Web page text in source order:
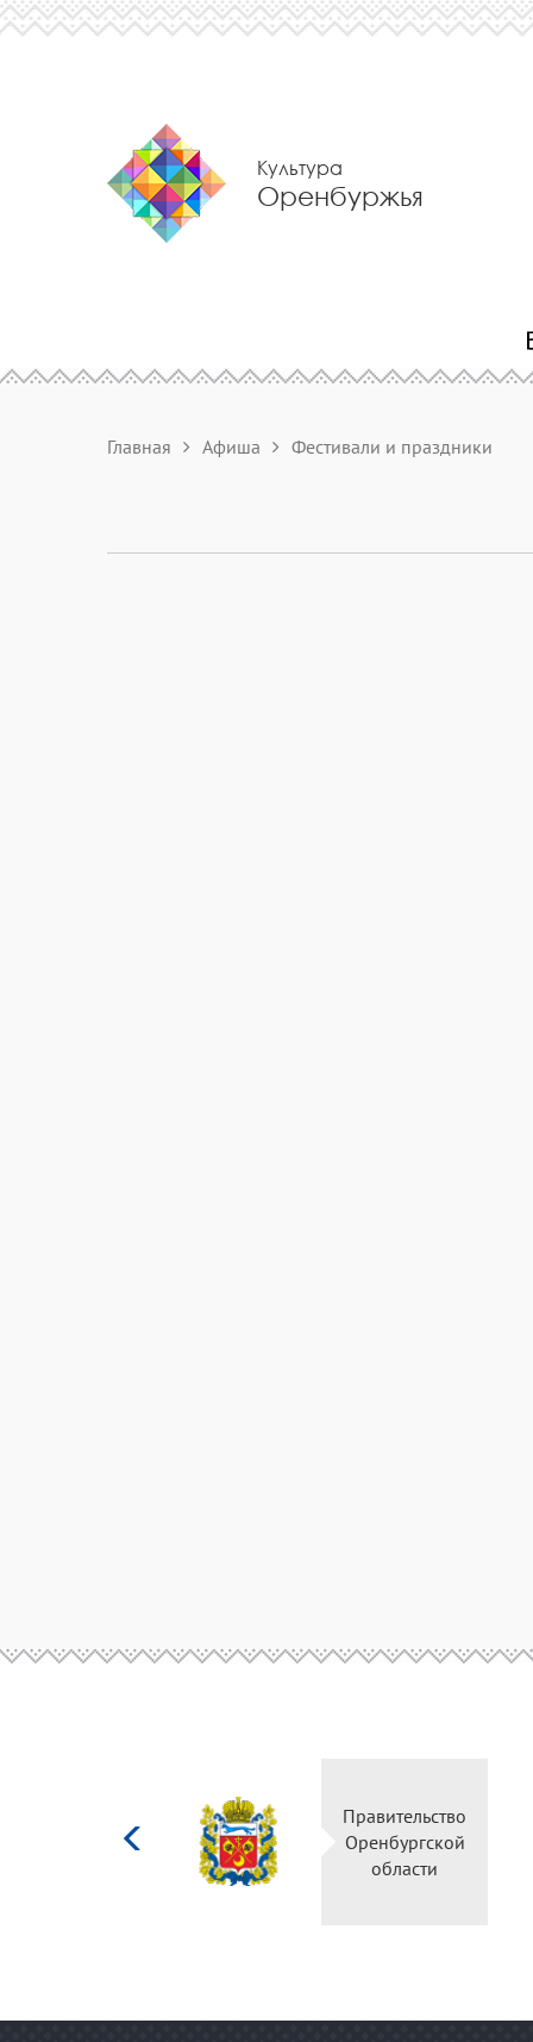
Культура
Оренбуржья
Главная Афиша Фестивали и праздники
Правительство
Оренбургской
области